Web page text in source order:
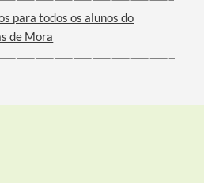
para todos os alunos do
de Mora